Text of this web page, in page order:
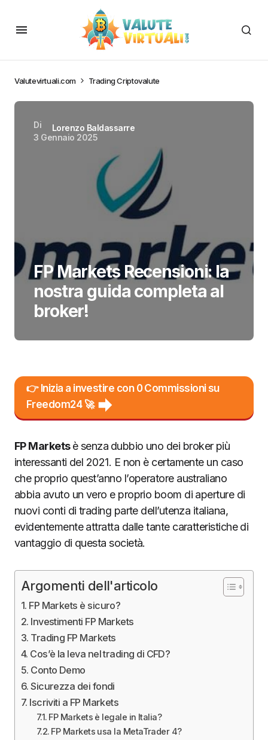
Valutevirtuali.com Trading Criptovalute
Di
Lorenzo Baldassarre
3 Gennaio 2025
FP Markets Recensioni: la
nostra guida completa al
broker!
👉 Inizia a investire con 0 Commissioni su
Freedom24 🚀
FP Marketsè senza dubbio uno dei broker più
interessanti del 2021. E non è certamente un caso
che proprio quest’anno l’operatore australiano
abbia avuto un vero e proprio boom di aperture di
nuovi conti di trading parte dell’utenza italiana,
evidentemente attratta dalle tante caratteristiche di
vantaggio di questa società.
Argomenti dell'articolo
FP Markets è sicuro?
Investimenti FP Markets
Trading FP Markets
Cos’è la leva nel trading di CFD?
Conto Demo
Sicurezza dei fondi
Iscriviti a FP Markets
FP Markets è legale in Italia?
FP Markets usa la MetaTrader 4?